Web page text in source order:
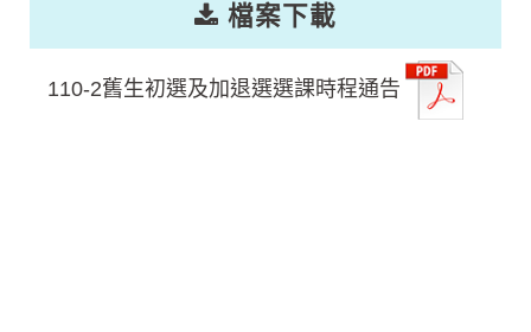
檔案下載
110-2舊生初選及加退選選課時程通告